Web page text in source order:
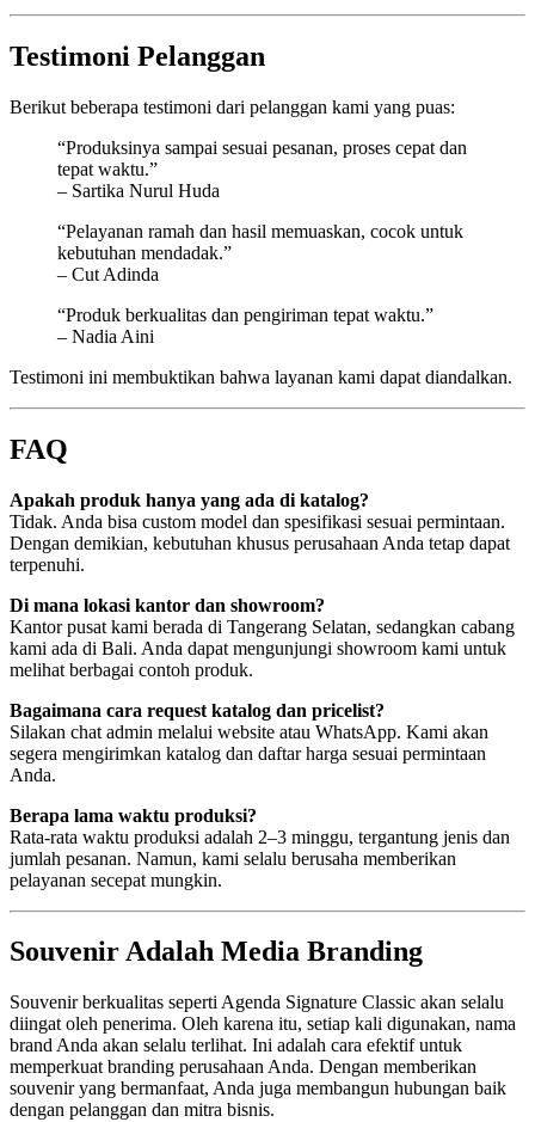
Testimoni Pelanggan
Berikut beberapa testimoni dari pelanggan kami yang puas:
“Produksinya sampai sesuai pesanan, proses cepat dan
tepat waktu.”
– Sartika Nurul Huda
“Pelayanan ramah dan hasil memuaskan, cocok untuk
kebutuhan mendadak.”
– Cut Adinda
“Produk berkualitas dan pengiriman tepat waktu.”
– Nadia Aini
Testimoni ini membuktikan bahwa layanan kami dapat diandalkan.
FAQ
Apakah produk hanya yang ada di katalog?
Tidak. Anda bisa custom model dan spesifikasi sesuai permintaan.
Dengan demikian, kebutuhan khusus perusahaan Anda tetap dapat
terpenuhi.
Di mana lokasi kantor dan showroom?
Kantor pusat kami berada di Tangerang Selatan, sedangkan cabang
kami ada di Bali. Anda dapat mengunjungi showroom kami untuk
melihat berbagai contoh produk.
Bagaimana cara request katalog dan pricelist?
Silakan chat admin melalui website atau WhatsApp. Kami akan
segera mengirimkan katalog dan daftar harga sesuai permintaan
Anda.
Berapa lama waktu produksi?
Rata-rata waktu produksi adalah 2–3 minggu, tergantung jenis dan
jumlah pesanan. Namun, kami selalu berusaha memberikan
pelayanan secepat mungkin.
Souvenir Adalah Media Branding
Souvenir berkualitas seperti Agenda Signature Classic akan selalu
diingat oleh penerima. Oleh karena itu, setiap kali digunakan, nama
brand Anda akan selalu terlihat. Ini adalah cara efektif untuk
memperkuat branding perusahaan Anda. Dengan memberikan
souvenir yang bermanfaat, Anda juga membangun hubungan baik
dengan pelanggan dan mitra bisnis.